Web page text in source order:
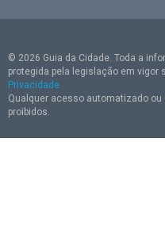
© 2026 Guia da Cidade. Toda a
protegida pela legislação em vigor
Privacidade
Qualquer acesso automatizado
proibidos.